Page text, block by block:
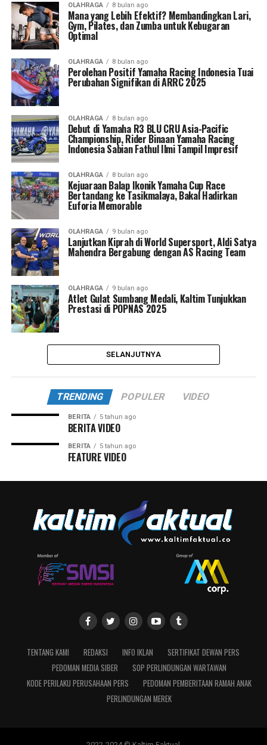
OLAHRAGA 8 bulan ago
Mana yang Lebih Efektif? Membandingkan Lari,
Gym, Pilates, dan Zumba untuk Kebugaran
Optimal
OLAHRAGA 8 bulan ago
Perolehan Positif Yamaha Racing Indonesia Tuai
Perubahan Signifikan di ARRC 2025
OLAHRAGA 8 bulan ago
Debut di Yamaha R3 BLU CRU Asia-Pacific
Championship, Rider Binaan Yamaha Racing
Indonesia Sabian Fathul Ilmi Tampil Impresif
OLAHRAGA 8 bulan ago
Kejuaraan Balap Ikonik Yamaha Cup Race
Bertandang ke Tasikmalaya, Bakal Hadirkan
Euforia Memorable
OLAHRAGA 9 bulan ago
Lanjutkan Kiprah di World Supersport, Aldi Satya
Mahendra Bergabung dengan AS Racing Team
OLAHRAGA 9 bulan ago
Atlet Gulat Sumbang Medali, Kaltim Tunjukkan
Prestasi di POPNAS 2025
SELANJUTNYA
TRENDING POPULER VIDEO
BERITA 5 tahun ago
BERITA VIDEO
BERITA 5 tahun ago
FEATURE VIDEO
TENTANG KAMI REDAKSI INFO IKLAN
SERTIFIKAT DEWAN PERS
PEDOMAN MEDIA SIBER
SOP PERLINDUNGAN WARTAWAN
KODE PERILAKU PERUSAHAAN PERS
PEDOMAN PEMBERITAAN RAMAH ANAK
PERLINDUNGAN MEREK